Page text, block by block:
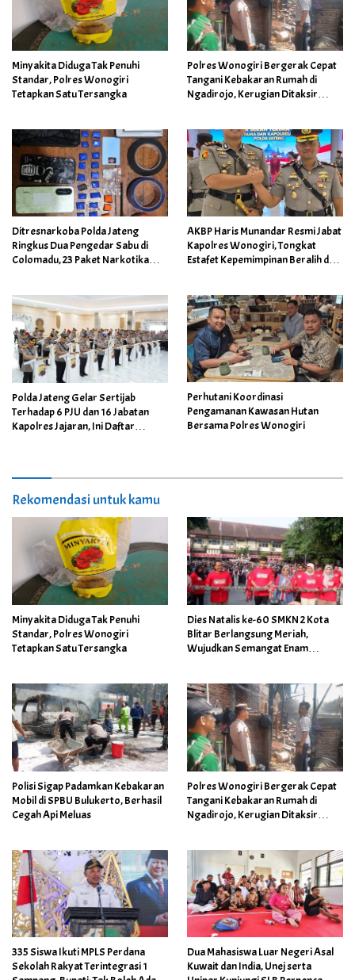
Minyakita Diduga Tak Penuhi
Standar, Polres Wonogiri
Tetapkan Satu Tersangka
Polres Wonogiri Bergerak Cepat
Tangani Kebakaran Rumah di
Ngadirojo, Kerugian Ditaksir
Ditresnarkoba Polda Jateng
Ringkus Dua Pengedar Sabu di
Colomadu, 23 Paket Narkotika
AKBP Haris Munandar Resmi Jabat
Kapolres Wonogiri, Tongkat
Estafet Kepemimpinan Beralih dari
Polda Jateng Gelar Sertijab
Terhadap 6 PJU dan 16 Jabatan
Kapolres Jajaran, Ini Daftar
Perhutani Koordinasi
Pengamanan Kawasan Hutan
Bersama Polres Wonogiri
Rekomendasi untuk kamu
Minyakita Diduga Tak Penuhi
Standar, Polres Wonogiri
Tetapkan Satu Tersangka
Dies Natalis ke-60 SMKN 2 Kota
Blitar Berlangsung Meriah,
Wujudkan Semangat Enam
Polisi Sigap Padamkan Kebakaran
Mobil di SPBU Bulukerto, Berhasil
Cegah Api Meluas
Polres Wonogiri Bergerak Cepat
Tangani Kebakaran Rumah di
Ngadirojo, Kerugian Ditaksir
335 Siswa Ikuti MPLS Perdana
Sekolah Rakyat Terintegrasi 1
Dua Mahasiswa Luar Negeri Asal
Kuwait dan India, Unej serta